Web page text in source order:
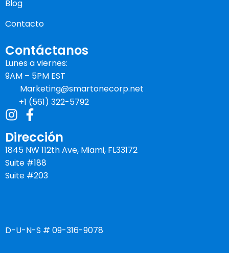
Blog
Contacto
Contáctanos
Lunes a viernes:
9AM – 5PM EST
Marketing@smartonecorp.net
+1 (561) 322-5792
Dirección
1845 NW 112th Ave, Miami, FL33172
Suite #188
Suite #203
D-U-N-S # 09-316-9078